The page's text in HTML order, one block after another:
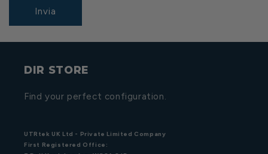
Invia
DIR STORE
Find your perfect configuration.
UTRtek UK Ltd - Private Limited Company
First Registered Office: